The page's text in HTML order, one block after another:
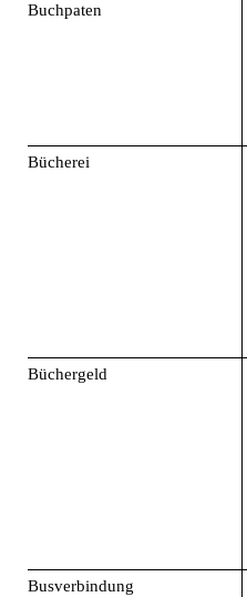
Buchpaten
Bücherei
Büchergeld
Busverbindung